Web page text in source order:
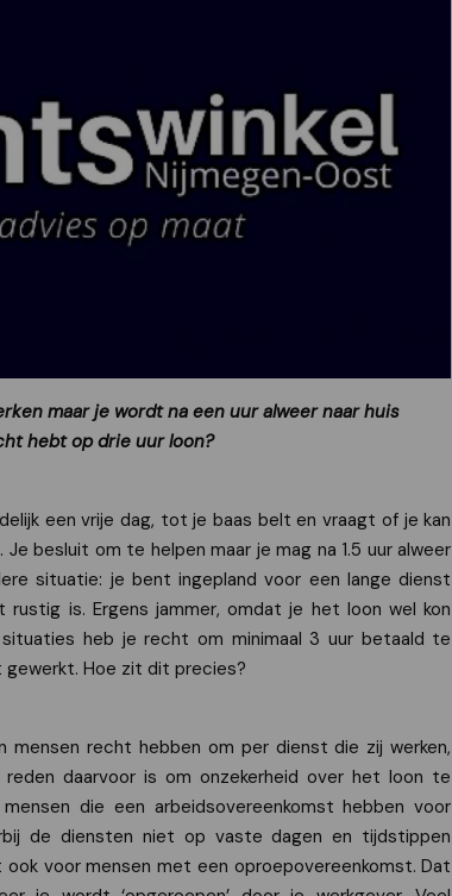
maar je wordt na een uur alweer naar huis
hebt op drie uur loon?
een vrije dag, tot je baas belt en vraagt of je kan
besluit om te helpen maar je mag na 1.5 uur alweer
situatie: je bent ingepland voor een lange dienst
is. Ergens jammer, omdat je het loon wel kon
heb je recht om minimaal 3 uur betaald te
gewerkt. Hoe zit dit precies?
recht hebben om per dienst die zij werken,
daarvoor is om onzekerheid over het loon te
die een arbeidsovereenkomst hebben voor
de diensten niet op vaste dagen en tijdstippen
voor mensen met een oproepovereenkomst. Dat